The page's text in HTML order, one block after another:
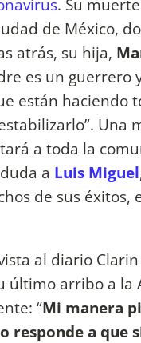
de México,
atrás, su hija,
es un guerrero
están haciendo
Una
a toda la
a Luis Miguel
de sus éxitos,
al diario
último arribo a la
“Mi manera
responde a que